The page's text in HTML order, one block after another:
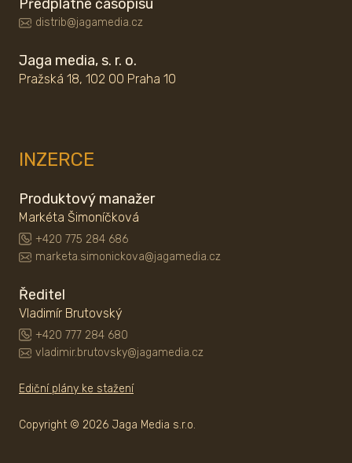
Předplatné časopisu
distrib@jagamedia.cz
Jaga media, s. r. o.
Pražská 18, 102 00 Praha 10
INZERCE
Produktový manažer
Markéta Šimoníčková
+420 775 284 686
marketa.simonickova@jagamedia.cz
Ředitel
Vladimír Brutovský
+420 777 284 680
vladimir.brutovsky@jagamedia.cz
Ediční plány ke stažení
Copyright © 2026 Jaga Media s.r.o.